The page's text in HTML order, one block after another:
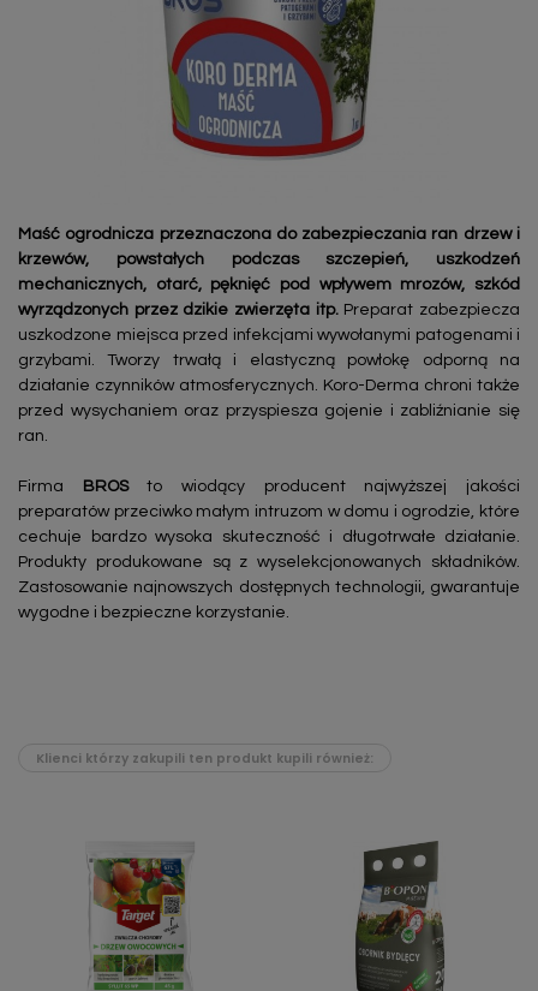
Maść ogrodnicza przeznaczona do zabezpieczania ran drzew i
krzewów, powstałych podczas szczepień, uszkodzeń
mechanicznych, otarć, pęknięć pod wpływem mrozów, szkód
wyrządzonych przez dzikie zwierzęta itp.Preparat zabezpiecza
uszkodzone miejsca przed infekcjami wywołanymi patogenami i
grzybami. Tworzy trwałą i elastyczną powłokę odporną na
działanie czynników atmosferycznych. Koro-Derma chroni także
przed wysychaniem oraz przyspiesza gojenie i zabliźnianie się
ran.
Firma BROSto wiodący producent najwyższej jakości
preparatów przeciwko małym intruzom w domu i ogrodzie, które
cechuje bardzo wysoka skuteczność i długotrwałe działanie.
Produkty produkowane są z wyselekcjonowanych składników.
Zastosowanie najnowszych dostępnych technologii, gwarantuje
wygodne i bezpieczne korzystanie.
Klienci którzy zakupili ten produkt kupili również: